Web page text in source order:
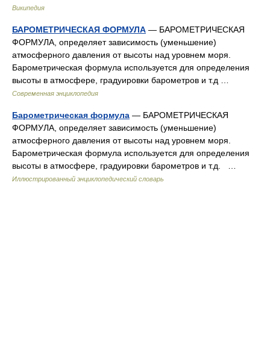
Википедия
БАРОМЕТРИЧЕСКАЯ ФОРМУЛА — БАРОМЕТРИЧЕСКАЯ
ФОРМУЛА, определяет зависимость (уменьшение)
атмосферного давления от высоты над уровнем моря.
Барометрическая формула используется для определения
высоты в атмосфере, градуировки барометров и т.д …
Современная энциклопедия
Барометрическая формула — БАРОМЕТРИЧЕСКАЯ
ФОРМУЛА, определяет зависимость (уменьшение)
атмосферного давления от высоты над уровнем моря.
Барометрическая формула используется для определения
высоты в атмосфере, градуировки барометров и т.д. …
Иллюстрированный энциклопедический словарь